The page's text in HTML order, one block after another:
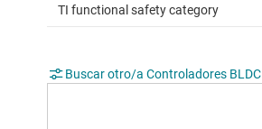
TI functional safety category
Buscar otro/a Controladores BLDC